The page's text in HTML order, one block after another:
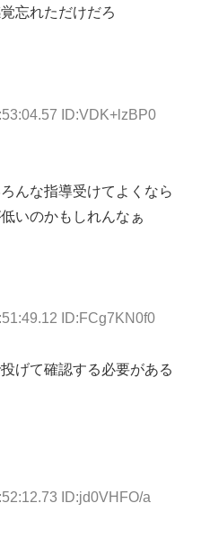
忘れただけだろ
ID:VDK+lzBP0
んな指導受けてよくなら
いのかもしれんなぁ
ID:FCg7KN0f0
げて確認する必要がある
ID:jd0VHFO/a